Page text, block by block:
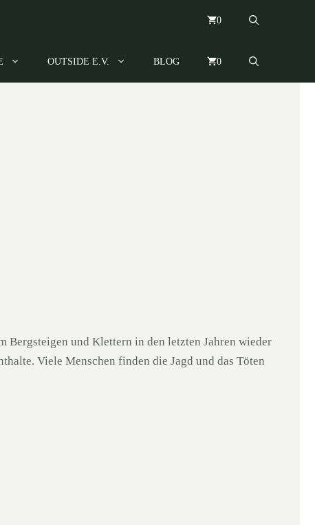
0
OUTSIDE E.V. BLOG 0
Bergsteigen und Klettern in den letzten Jahren wieder
Viele Menschen finden die Jagd und das Töten